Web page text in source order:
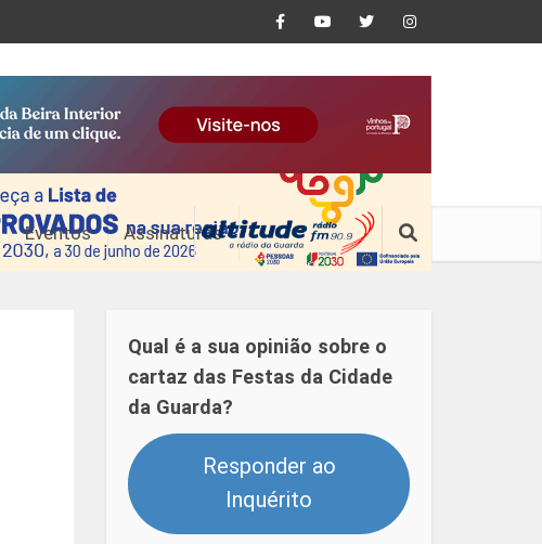
Eventos Assinaturas
Qual é a sua opinião sobre o
cartaz das Festas da Cidade
da Guarda?
Responder ao
Inquérito